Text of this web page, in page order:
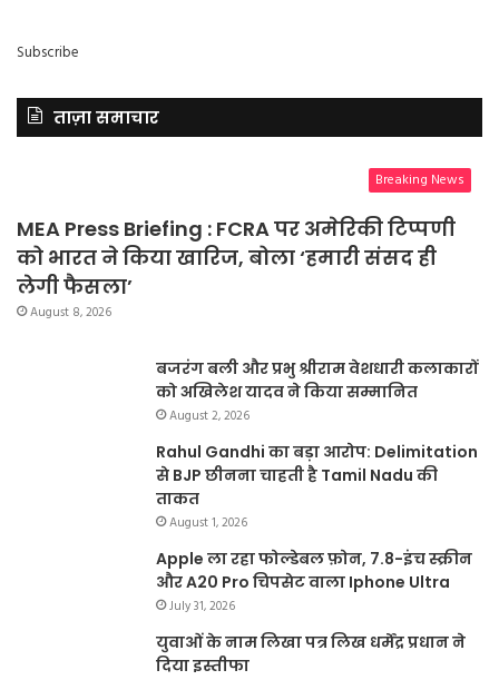
Subscribe
ताज़ा समाचार
Breaking News
MEA Press Briefing : FCRA पर अमेरिकी टिप्पणी
को भारत ने किया खारिज, बोला ‘हमारी संसद ही
लेगी फैसला’
August 8, 2026
बजरंग बली और प्रभु श्रीराम वेशधारी कलाकारों
को अखिलेश यादव ने किया सम्मानित
August 2, 2026
Rahul Gandhi का बड़ा आरोप: Delimitation
से BJP छीनना चाहती है Tamil Nadu की
ताकत
August 1, 2026
Apple ला रहा फोल्डेबल फ़ोन, 7.8-इंच स्क्रीन
और A20 Pro चिपसेट वाला Iphone Ultra
July 31, 2026
युवाओं के नाम लिखा पत्र लिख धर्मेंद्र प्रधान ने
दिया इस्तीफा